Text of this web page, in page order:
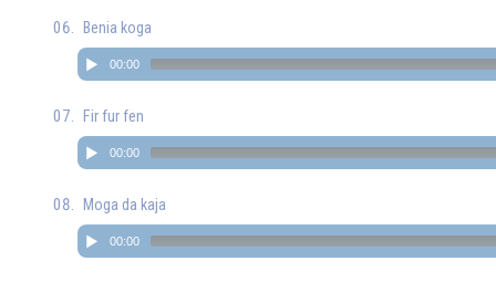
Benia koga
00:00
Fir fur fen
00:00
Moga da kaja
00:00